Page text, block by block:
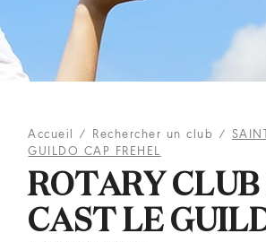
Accueil / Rechercher un club /
GUILDO CAP FREHEL
ROTARY
CAST LE